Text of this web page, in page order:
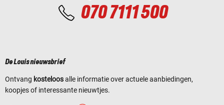
070 7111 500
De Louis nieuwsbrief
Ontvang kosteloosalle informatie over actuele aanbiedingen,
koopjes of interessante nieuwtjes.